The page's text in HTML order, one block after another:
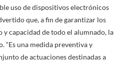
uso de dispositivos electrónicos
que, a fin de garantizar los
capacidad de todo el alumnado, la
“Es una medida preventiva y
de actuaciones destinadas a